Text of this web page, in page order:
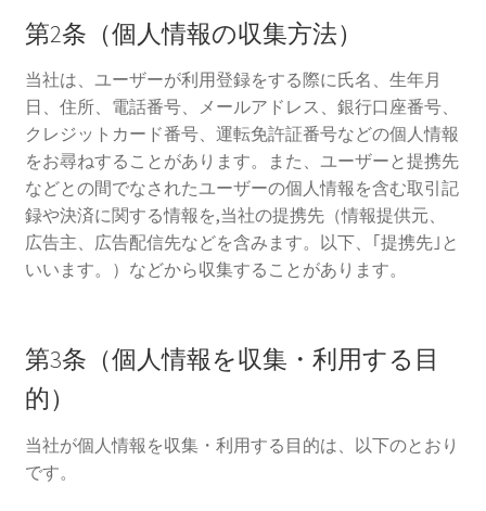
よくあるご質問
お問い合わせ
ログイン
第2条（個人情報の収集方法）
当社は、ユーザーが利用登録をする際に氏名、生年月
日、住所、電話番号、メールアドレス、銀行口座番号、
クレジットカード番号、運転免許証番号などの個人情報
をお尋ねすることがあります。また、ユーザーと提携先
などとの間でなされたユーザーの個人情報を含む取引記
録や決済に関する情報を,当社の提携先（情報提供元、
広告主、広告配信先などを含みます。以下、｢提携先｣と
いいます。）などから収集することがあります。
第3条（個人情報を収集・利用する目
的）
当社が個人情報を収集・利用する目的は、以下のとおり
です。